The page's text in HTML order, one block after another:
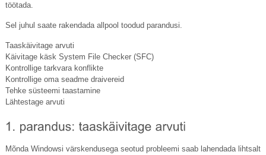
töötada.
Sel juhul saate rakendada allpool toodud parandusi.
Taaskäivitage arvuti
Käivitage käsk System File Checker (SFC)
Kontrollige tarkvara konflikte
Kontrollige oma seadme draivereid
Tehke süsteemi taastamine
Lähtestage arvuti
Mõnda Windowsi värskendusega seotud probleemi saab lahendada lihtsalt